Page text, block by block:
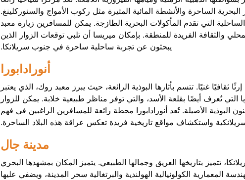
الساحرة والأنشطة المائية المثيرة مثل ركوب الأمواج والسنوركلينغ.
التي تقدم المأكولات البحرية الطازجة. يمكن للمسافرين زيارة معبد
والثقافة الفريدة للمنطقة. بإمكان ميريسا أن تلبي توقعات الزوار الذين
يبحثون عن تجربة ساحلية ساحرة في جنوب سريلانكا.
أنورادابورا
ثقافيًا غنيًا. تتسم بأثارها البوذية الرائعة، حيث يبرز معبد روك، الذي يعتبر
التي تُعرف أيضًا بقلعة الأسد، والتي توفر مناظر طبيعية خلابة. يمكن للزوار
البوذية الأصيلة. تُعد أنورادابورا محطة رائعة للمسافرين الراغبين في فهم
واستكشاف مواقع تاريخية فريدة تعكس عراقة هذه البلاد الساحرة.
مدينة جال
تتميز بتاريخها العريق وجمالها الطبيعي. يتميز المكان بمشهدها البحري
المعمارية الكولونيالية الهولندية والبرتغالية سحر المدينة، ويضفي عليها